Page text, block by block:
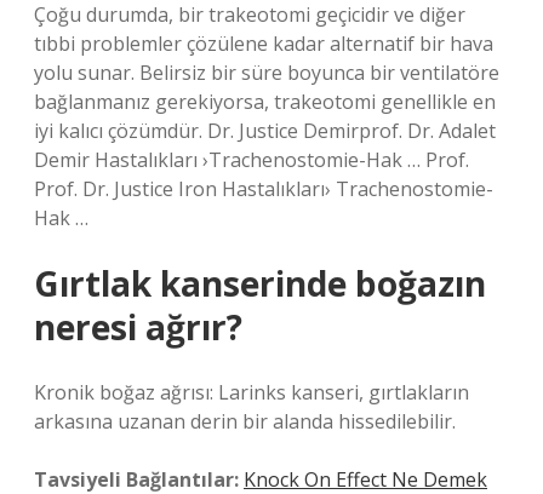
Çoğu durumda, bir trakeotomi geçicidir ve diğer
tıbbi problemler çözülene kadar alternatif bir hava
yolu sunar. Belirsiz bir süre boyunca bir ventilatöre
bağlanmanız gerekiyorsa, trakeotomi genellikle en
iyi kalıcı çözümdür. Dr. Justice Demirprof. Dr. Adalet
Demir Hastalıkları ›Trachenostomie-Hak … Prof.
Prof. Dr. Justice Iron Hastalıkları› Trachenostomie-
Hak …
Gırtlak kanserinde boğazın
neresi ağrır?
Kronik boğaz ağrısı: Larinks kanseri, gırtlakların
arkasına uzanan derin bir alanda hissedilebilir.
Tavsiyeli Bağlantılar: Knock On Effect Ne Demek